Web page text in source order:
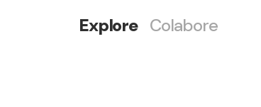
Explore Colabore